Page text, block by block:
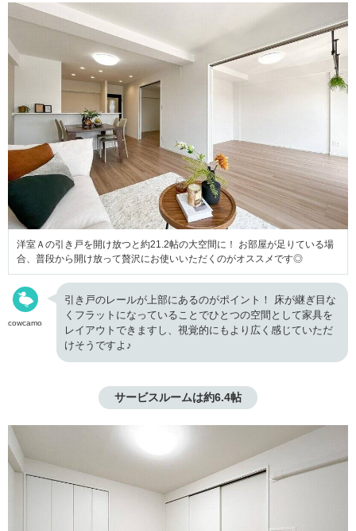
洋室Ａの引き戸を開け放つと約21.2帖の大空間に！ お部屋が足りている場
合、普段から開け放って贅沢にお使いいただくのがオススメです◎
cowcamo
引き戸のレールが上部にあるのがポイント！ 床が継ぎ目な
くフラットになっていることでひとつの空間として家具を
レイアウトできますし、視覚的にもより広く感じていただ
けそうですよ♪
サービスルームは約6.4帖